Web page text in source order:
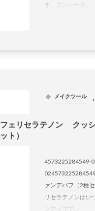
す。コンシーラ...
メイクツール
フェリセラテノン クッ
ット）
4573225284549-
ァンデパフ（2種
リセラテノンはい
ンアップで...